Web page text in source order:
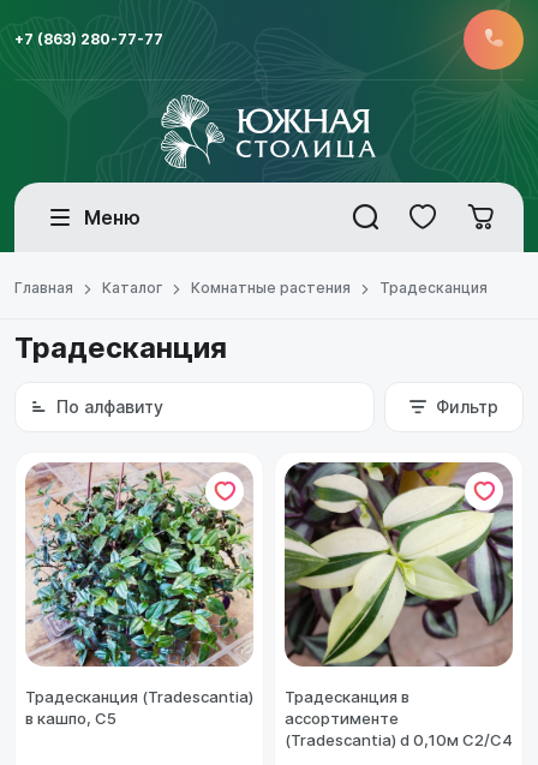
+7 (863) 280-77-77
Меню
Главная Каталог Комнатные растения Традесканция
Традесканция
По алфавиту Фильтр
Традесканция (Tradescantia)
в кашпо, С5
Традесканция в
ассортименте
(Tradescantia) d 0,10м С2/С4